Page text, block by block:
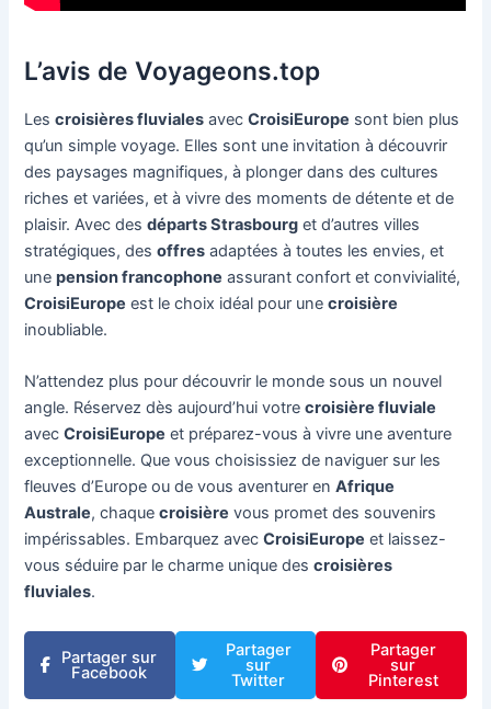
L’avis de Voyageons.top
Lescroisières fluviales avecCroisiEurope sont bien plus
qu’un simple voyage. Elles sont une invitation à découvrir
des paysages magnifiques, à plonger dans des cultures
riches et variées, et à vivre des moments de détente et de
plaisir. Avec desdéparts Strasbourg et d’autres villes
stratégiques, desoffres adaptées à toutes les envies, et
unepension francophone assurant confort et convivialité,
CroisiEurope est le choix idéal pour unecroisière
inoubliable.
N’attendez plus pour découvrir le monde sous un nouvel
angle. Réservez dès aujourd’hui votrecroisière fluviale
avecCroisiEurope et préparez-vous à vivre une aventure
exceptionnelle. Que vous choisissiez de naviguer sur les
fleuves d’Europe ou de vous aventurer enAfrique
Australe, chaquecroisière vous promet des souvenirs
impérissables. Embarquez avecCroisiEurope et laissez-
vous séduire par le charme unique descroisières
fluviales.
Partager sur
Facebook
Partager
sur
Twitter
Partager
sur
Pinterest